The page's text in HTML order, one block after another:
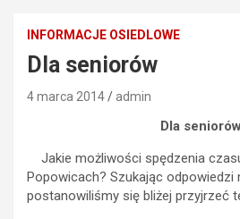
INFORMACJE OSIEDLOWE
Dla seniorów
4 marca 2014 admin
Dla
Jakie możliwości spędzenia
Popowicach? Szukając odpowiedzi
postanowiliśmy się bliżej przyjrzeć